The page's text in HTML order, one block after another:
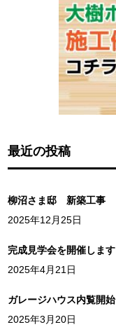
最近の投稿
柳沼さま邸 新築工事
2025年12月25日
完成見学会を開催します
2025年4月21日
ガレージハウス内覧開始
2025年3月20日